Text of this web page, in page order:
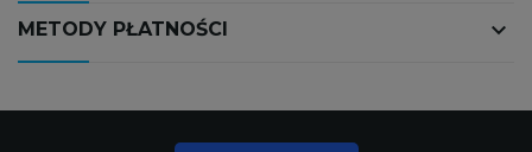
METODY PŁATNOŚCI keyboard_arrow_down